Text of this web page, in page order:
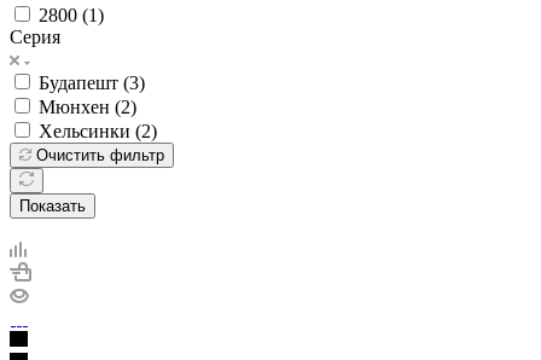
2800 (1)
Серия
Будапешт (3)
Мюнхен (2)
Хельсинки (2)
Очистить фильтр
Показать